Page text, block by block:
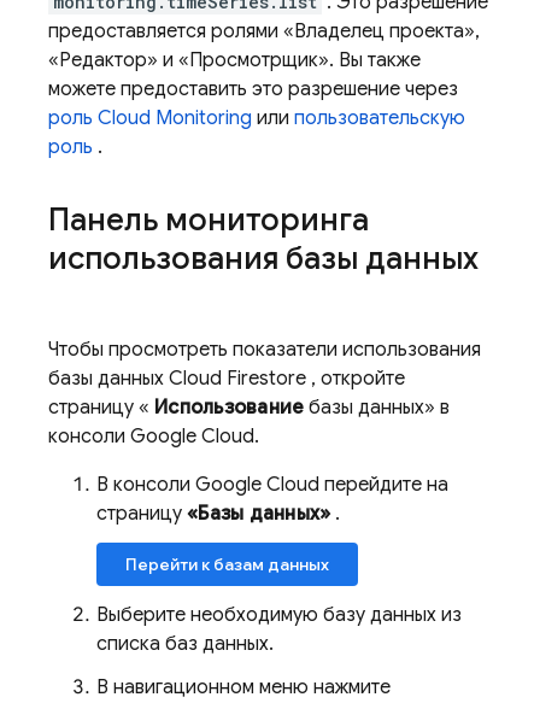
предоставляется ролями «Владелец проекта»,
«Редактор» и «Просмотрщик». Вы также
можете предоставить это разрешение через
роль Cloud Monitoring или пользовательскую
роль .
Панель мониторинга
использования базы данных
Чтобы просмотреть показатели использования
базы данных Cloud Firestore , откройте
страницу « Использование базы данных» в
консоли Google Cloud.
В консоли Google Cloud перейдите на
страницу «Базы данных» .
Перейти к базам данных
Выберите необходимую базу данных из
списка баз данных.
В навигационном меню нажмите